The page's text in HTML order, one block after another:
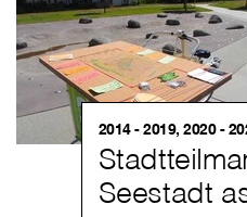
2014 - 2019, 2020 -
Seestadt